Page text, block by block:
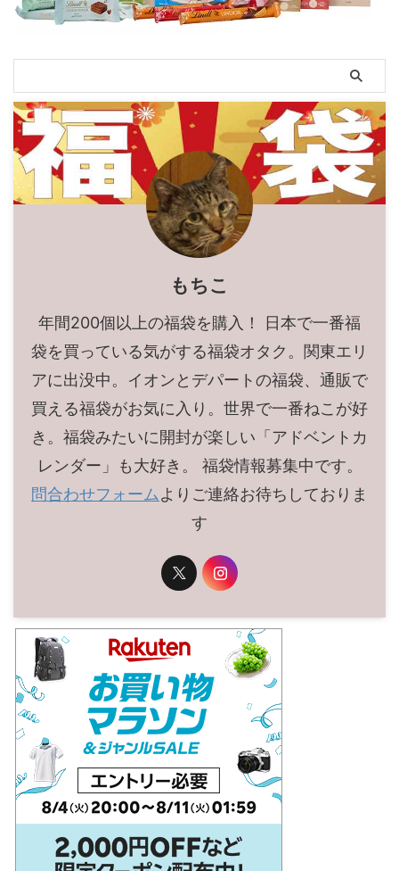
もちこ
年間200個以上の福袋を購入！ 日本で一番福
袋を買っている気がする福袋オタク。関東エリ
アに出没中。イオンとデパートの福袋、通販で
買える福袋がお気に入り。世界で一番ねこが好
き。福袋みたいに開封が楽しい「アドベントカ
レンダー」も大好き。 福袋情報募集中です。
問合わせフォームよりご連絡お待ちしておりま
す